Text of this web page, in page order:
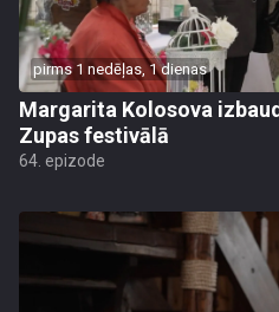
pirms 1 nedēļas, 1 dienas
Margarita Kolosova
Zupas festivālā
64. epizode